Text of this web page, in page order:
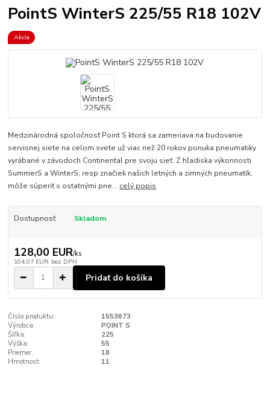
PointS WinterS 225/55 R18 102V
Akcia
Medzinárodná spoločnosť Point S ktorá sa zameriava na budovanie
servisnej siete na celom svete už viac než 20 rokov ponuka pneumatiky
vyrábané v závodoch Continental pre svoju sieť. Z hľadiska výkonnosti
SummerS a WinterS, resp značiek našich letných a zimných pneumatík,
môže súperiť s ostatnými pne... celý popis
Dostupnosť Skladom
128,00 EUR/ks
104,07 EUR bez DPH
Pridať do košíka
Číslo produktu:
1553673
Výrobca:
POINT S
Šířka:
225
Výška:
55
Priemer:
18
Hmotnost:
11